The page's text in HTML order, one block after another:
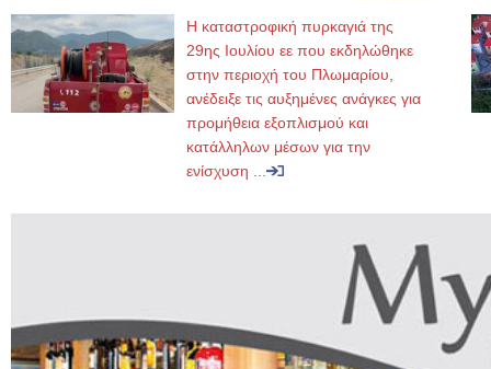
Η καταστροφική πυρκαγιά της
29ης Ιουλίου εε που εκδηλώθηκε
στην περιοχή του Πλωμαρίου,
ανέδειξε τις αυξημένες ανάγκες για
προμήθεια εξοπλισμού και
κατάλληλων μέσων για την
ενίσχυση ...